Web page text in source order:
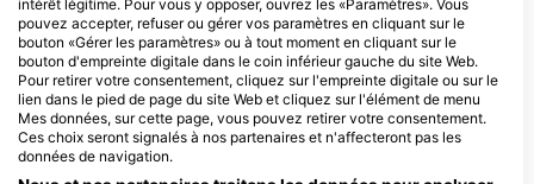
Centres de plongée desservant ce site
de plongée
Scuba Guam
167 Marine Corp Dr, 96910
intérêt légitime. Pour vous y opposer, ouvrez les «Paramètres». Vous
pouvez accepter, refuser ou gérer vos paramètres en cliquant sur le
bouton «Gérer les paramètres» ou à tout moment en cliquant sur le
bouton d'empreinte digitale dans le coin inférieur gauche du site Web.
Pour retirer votre consentement, cliquez sur l'empreinte digitale ou sur le
lien dans le pied de page du site Web et cliquez sur l'élément de menu
Mes données, sur cette page, vous pouvez retirer votre consentement.
Ces choix seront signalés à nos partenaires et n'affecteront pas les
données de navigation.